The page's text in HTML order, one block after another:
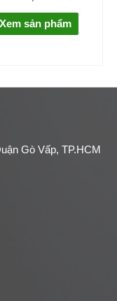
Xem sản phẩm
Gò Vấp, TP.HCM